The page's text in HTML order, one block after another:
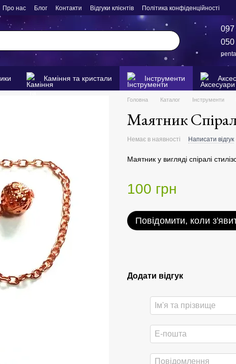
Про нас Блог Контакти Відгуки клієнтів Політика конфіденційності
097
050
Каміння та кристали Інструменти
Головна Каталог Інструменти
Маятник
Немає в наявності Написати відгук
Маятник у вигляді спіралі
100 грн
Повідомити, коли
Додати відгук